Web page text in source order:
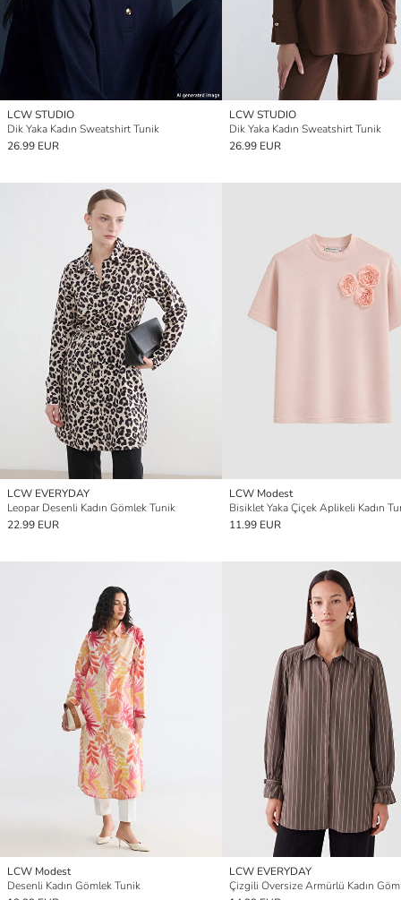
LCW STUDIO
Dik Yaka Kadın Sweatshirt Tunik
26.99 EUR
LCW STUDIO
Dik Yaka Kadın Sweatshirt Tunik
26.99 EUR
LCW EVERYDAY
Leopar Desenli Kadın Gömlek Tunik
22.99 EUR
LCW Modest
Bisiklet Yaka Çiçek Aplikeli Kadın
11.99 EUR
LCW Modest
Desenli Kadın Gömlek Tunik
LCW EVERYDAY